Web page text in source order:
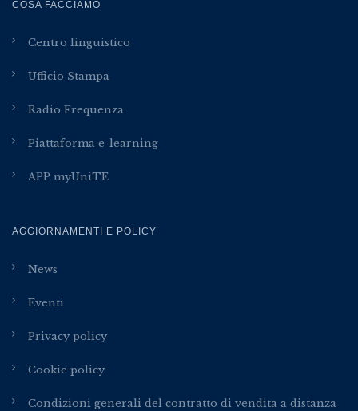
COSA FACCIAMO
Centro linguistico
Ufficio Stampa
Radio Frequenza
Piattaforma e-learning
APP myUniTE
AGGIORNAMENTI E POLICY
News
Eventi
Privacy policy
Cookie policy
Condizioni generali del contratto di vendita a distanza